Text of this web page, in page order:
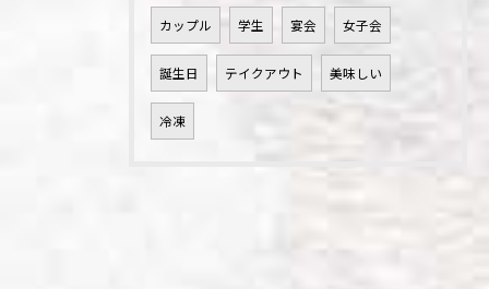
カップル 学生 宴会 女子会
誕生日 テイクアウト 美味しい
冷凍